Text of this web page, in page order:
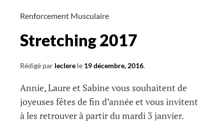
débat
l’ultra-
Renforcement Musculaire
Stretching 2017
Rédigé par leclere le 19 décembre, 2016.
Annie, Laure et Sabine vous souhaitent de
joyeuses fêtes de fin d’année et vous invitent
à les retrouver à partir du mardi 3 janvier.